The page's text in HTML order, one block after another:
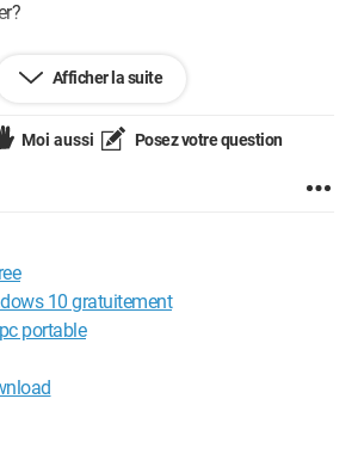
Afficher la suite
Moi aussi Posez votre question
10 gratuitement
portable